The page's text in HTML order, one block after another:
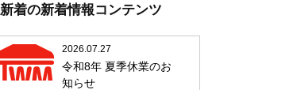
新着の新着情報コンテンツ
2026.07.27
令和8年 夏季休業のお
知らせ